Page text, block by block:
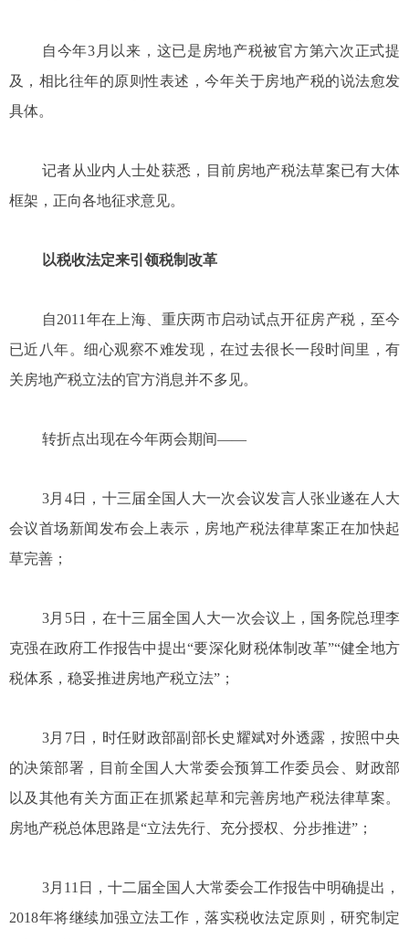
自今年3月以来，这已是房地产税被官方第六次正式提
及，相比往年的原则性表述，今年关于房地产税的说法愈发
具体。
记者从业内人士处获悉，目前房地产税法草案已有大体
框架，正向各地征求意见。
以税收法定来引领税制改革
自2011年在上海、重庆两市启动试点开征房产税，至今
已近八年。细心观察不难发现，在过去很长一段时间里，有
关房地产税立法的官方消息并不多见。
转折点出现在今年两会期间——
3月4日，十三届全国人大一次会议发言人张业遂在人大
会议首场新闻发布会上表示，房地产税法律草案正在加快起
草完善；
3月5日，在十三届全国人大一次会议上，国务院总理李
克强在政府工作报告中提出“要深化财税体制改革”“健全地方
税体系，稳妥推进房地产税立法”；
3月7日，时任财政部副部长史耀斌对外透露，按照中央
的决策部署，目前全国人大常委会预算工作委员会、财政部
以及其他有关方面正在抓紧起草和完善房地产税法律草案。
房地产税总体思路是“立法先行、充分授权、分步推进”；
3月11日，十二届全国人大常委会工作报告中明确提出，
2018年将继续加强立法工作，落实税收法定原则，研究制定